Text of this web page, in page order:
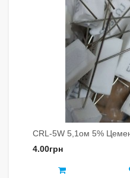
CRL-5W 5,1ом 5%
4.00грн